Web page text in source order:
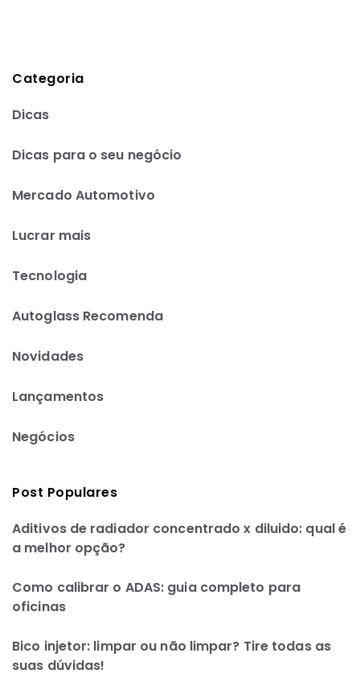
Categoria
Dicas
Dicas para o seu negócio
Mercado Automotivo
Lucrar mais
Tecnologia
Autoglass Recomenda
Novidades
Lançamentos
Negócios
Post Populares
Aditivos de radiador concentrado x diluido: qual é
a melhor opção?
Como calibrar o ADAS: guia completo para
oficinas
Bico injetor: limpar ou não limpar? Tire todas as
suas dúvidas!